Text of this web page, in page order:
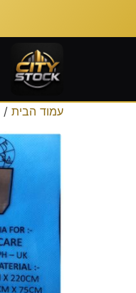
עמוד הבית /